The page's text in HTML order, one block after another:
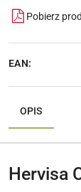
Pobierz
EAN:
OPIS
Hervisa